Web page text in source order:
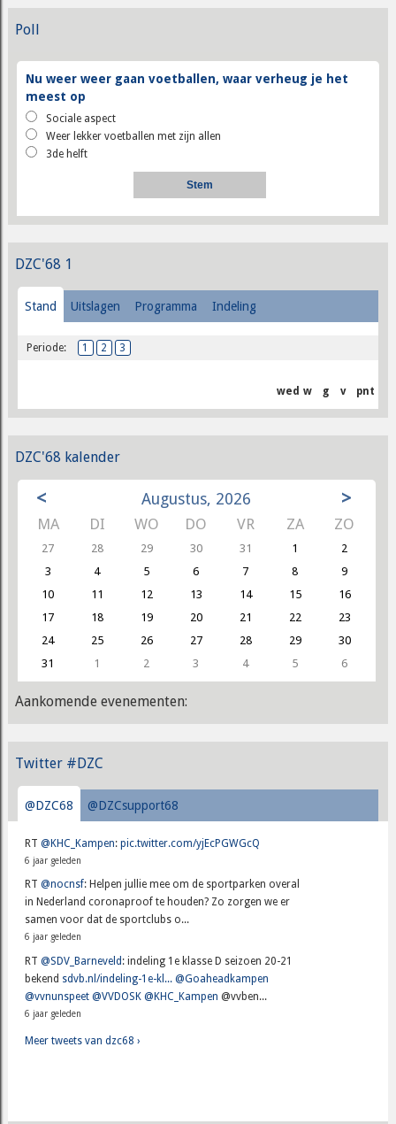
Poll
Nu weer weer gaan voetballen, waar verheug je het
meest op
Sociale aspect
Weer lekker voetballen met zijn allen
3de helft
DZC'68 1
Stand Uitslagen Programma Indeling
Periode: 1 2 3
wed w g v pnt
DZC'68 kalender
< Augustus, 2026 >
MA DI WO DO VR ZA ZO
27 28 29 30 31 1
2
3
4 5 6 7 8
9
10
11 12 13 14 15
16
17
18 19 20 21 22
23
24
25 26 27 28 29
30
31
1 2 3 4 5 6
Aankomende evenementen:
Twitter #DZC
@DZC68 @DZCsupport68
RT@KHC_Kampen:pic.twitter.com/yjEcPGWGcQ
6 jaar geleden
RT@nocnsf: Helpen jullie mee om de sportparken overal
in Nederland coronaproof te houden? Zo zorgen we er
samen voor dat de sportclubs o...
6 jaar geleden
RT@SDV_Barneveld : indeling 1e klasse D seizoen 20-21
bekend sdvb.nl/indeling-1e-kl... @Goaheadkampen
@vvnunspeet @VVDOSK @KHC_Kampen @vvben...
6 jaar geleden
Meer tweets van dzc68 ›